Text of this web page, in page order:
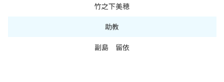
竹之下美穂
助教
副島 留依